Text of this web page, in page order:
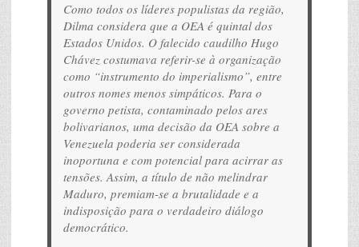
Como todos os líderes populistas da região,
Dilma considera que a OEA é quintal dos
Estados Unidos. O falecido caudilho Hugo
Chávez costumava referir-se à organização
como “instrumento do imperialismo”, entre
outros nomes menos simpáticos. Para o
governo petista, contaminado pelos ares
bolivarianos, uma decisão da OEA sobre a
Venezuela poderia ser considerada
inoportuna e com potencial para acirrar as
tensões. Assim, a título de não melindrar
Maduro, premiam-se a brutalidade e a
indisposição para o verdadeiro diálogo
democrático.